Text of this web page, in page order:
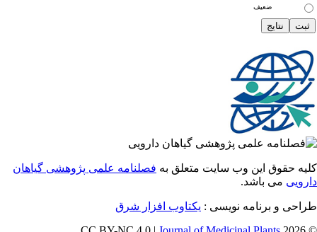
ضعیف
حقوق این وب سایت متعلق بهفصلنامه علمی پژوهشی گیاهان
می باشد.
و برنامه نویسی :یکتاوب افزار شرق